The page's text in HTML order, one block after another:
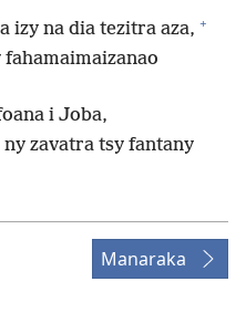
izy na dia tezitra aza, +
i Joba,
zavatra tsy fantany
Manaraka